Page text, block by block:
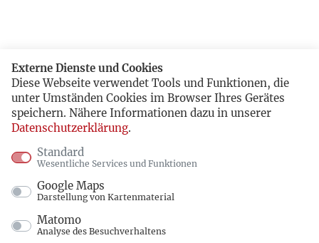
Externe Dienste und Cookies
Diese Webseite verwendet Tools und Funktionen, die
unter Umständen Cookies im Browser Ihres Gerätes
speichern. Nähere Informationen dazu in unserer
Datenschutzerklärung.
Standard
Wesentliche Services und Funktionen
Google Maps
Darstellung von Kartenmaterial
Matomo
Analyse des Besuchverhaltens